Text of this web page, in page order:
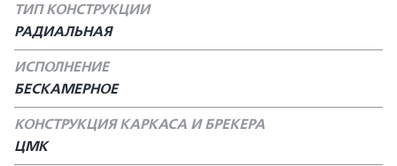
ТИП КОНСТРУКЦИИ
РАДИАЛЬНАЯ
ИСПОЛНЕНИЕ
БЕСКАМЕРНОЕ
КОНСТРУКЦИЯ КАРКАСА И БРЕКЕРА
ЦМК